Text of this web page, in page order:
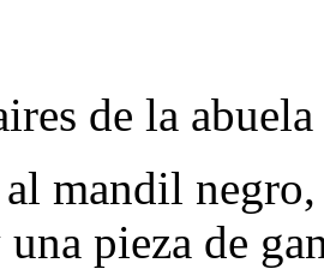
de la
mandil
pieza de